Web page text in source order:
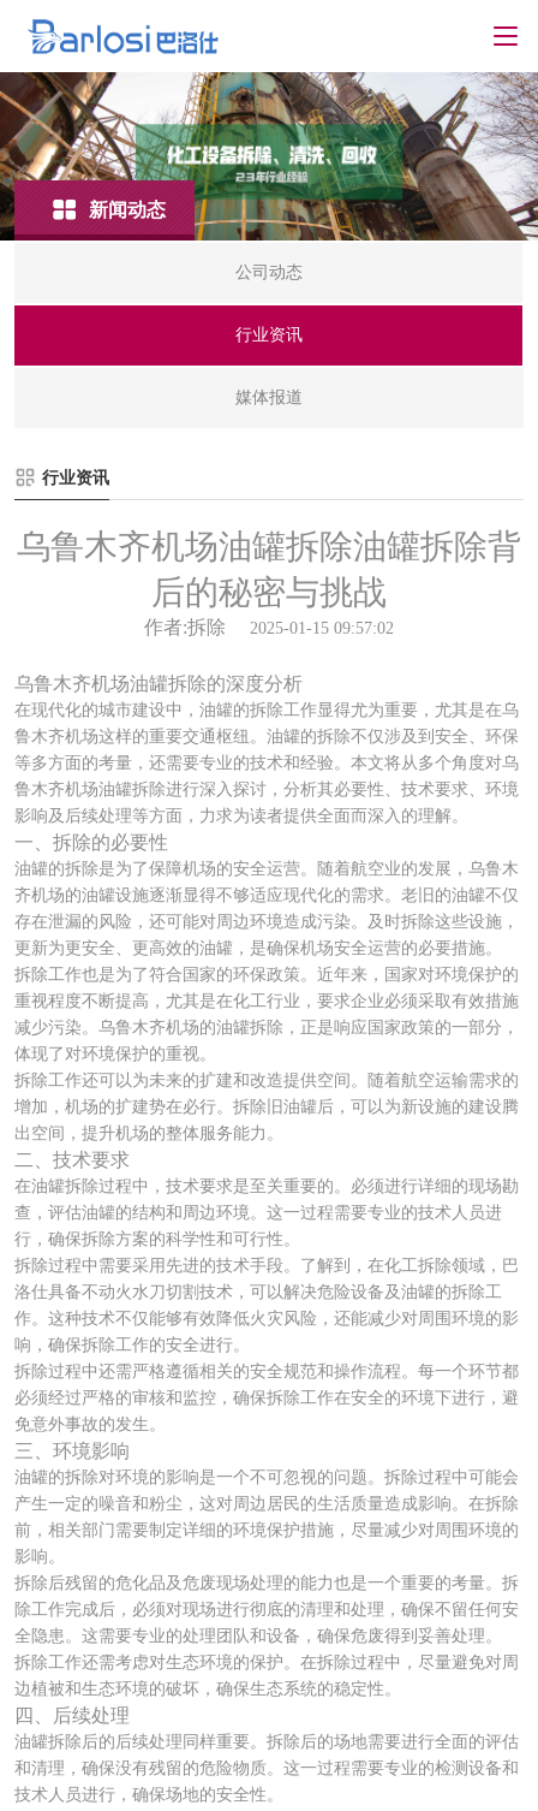
新闻动态
公司动态
行业资讯
媒体报道
行业资讯
乌鲁木齐机场油罐拆除油罐拆除背
后的秘密与挑战
作者:拆除 2025-01-15 09:57:02
乌鲁木齐机场油罐拆除的深度分析
在现代化的城市建设中，油罐的拆除工作显得尤为重要，尤其是在乌
鲁木齐机场这样的重要交通枢纽。油罐的拆除不仅涉及到安全、环保
等多方面的考量，还需要专业的技术和经验。本文将从多个角度对乌
鲁木齐机场油罐拆除进行深入探讨，分析其必要性、技术要求、环境
影响及后续处理等方面，力求为读者提供全面而深入的理解。
一、拆除的必要性
油罐的拆除是为了保障机场的安全运营。随着航空业的发展，乌鲁木
齐机场的油罐设施逐渐显得不够适应现代化的需求。老旧的油罐不仅
存在泄漏的风险，还可能对周边环境造成污染。及时拆除这些设施，
更新为更安全、更高效的油罐，是确保机场安全运营的必要措施。
拆除工作也是为了符合国家的环保政策。近年来，国家对环境保护的
重视程度不断提高，尤其是在化工行业，要求企业必须采取有效措施
减少污染。乌鲁木齐机场的油罐拆除，正是响应国家政策的一部分，
体现了对环境保护的重视。
拆除工作还可以为未来的扩建和改造提供空间。随着航空运输需求的
增加，机场的扩建势在必行。拆除旧油罐后，可以为新设施的建设腾
出空间，提升机场的整体服务能力。
二、技术要求
在油罐拆除过程中，技术要求是至关重要的。必须进行详细的现场勘
查，评估油罐的结构和周边环境。这一过程需要专业的技术人员进
行，确保拆除方案的科学性和可行性。
拆除过程中需要采用先进的技术手段。了解到，在化工拆除领域，巴
洛仕具备不动火水刀切割技术，可以解决危险设备及油罐的拆除工
作。这种技术不仅能够有效降低火灾风险，还能减少对周围环境的影
响，确保拆除工作的安全进行。
拆除过程中还需严格遵循相关的安全规范和操作流程。每一个环节都
必须经过严格的审核和监控，确保拆除工作在安全的环境下进行，避
免意外事故的发生。
三、环境影响
油罐的拆除对环境的影响是一个不可忽视的问题。拆除过程中可能会
产生一定的噪音和粉尘，这对周边居民的生活质量造成影响。在拆除
前，相关部门需要制定详细的环境保护措施，尽量减少对周围环境的
影响。
拆除后残留的危化品及危废现场处理的能力也是一个重要的考量。拆
除工作完成后，必须对现场进行彻底的清理和处理，确保不留任何安
全隐患。这需要专业的处理团队和设备，确保危废得到妥善处理。
拆除工作还需考虑对生态环境的保护。在拆除过程中，尽量避免对周
边植被和生态环境的破坏，确保生态系统的稳定性。
四、后续处理
油罐拆除后的后续处理同样重要。拆除后的场地需要进行全面的评估
和清理，确保没有残留的危险物质。这一过程需要专业的检测设备和
技术人员进行，确保场地的安全性。